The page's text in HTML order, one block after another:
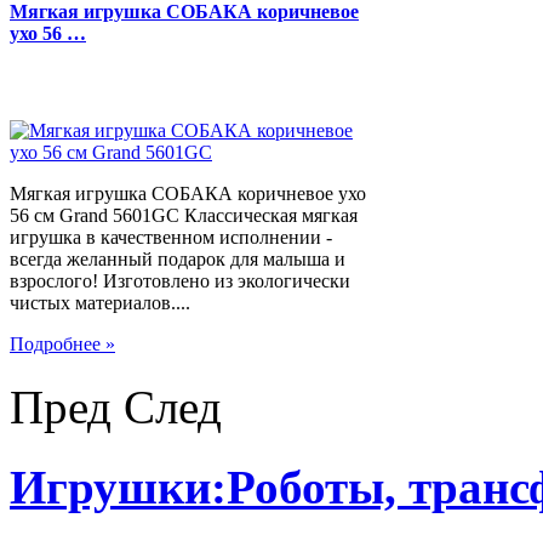
Мягкая игрушка СОБАКА коричневое
ухо 56 …
Мягкая игрушка СОБАКА коричневое ухо
56 см Grand 5601GC Классическая мягкая
игрушка в качественном исполнении -
всегда желанный подарок для малыша и
взрослого! Изготовлено из экологически
чистых материалов....
Подробнее »
Пред След
Игрушки:Роботы,